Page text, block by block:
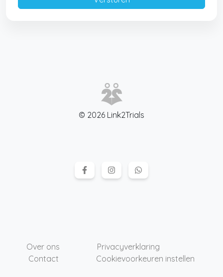
© 2026 Link2Trials
Over ons
Privacyverklaring
Contact
Cookievoorkeuren instellen